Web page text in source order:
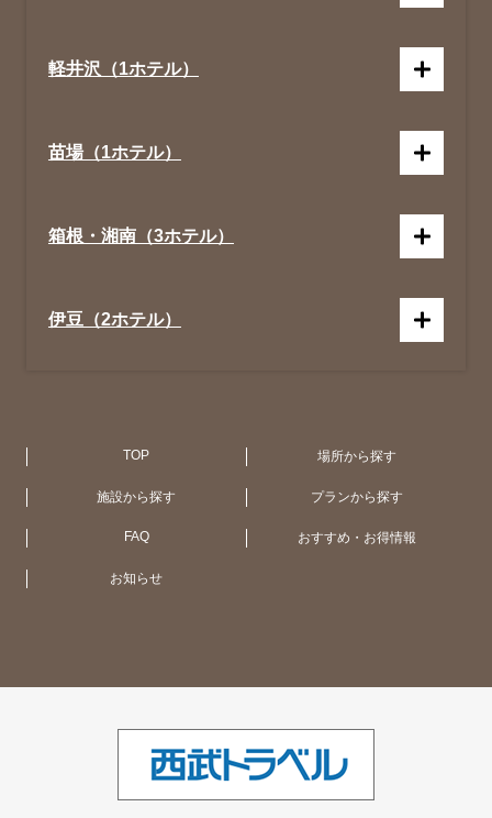
軽井沢（1ホテル）
苗場（1ホテル）
箱根・湘南（3ホテル）
伊豆（2ホテル）
大阪（1ホテル）
函館・大沼（1ホテル）
オーストラリア（11ホテル）
ベトナム（1ホテル）
TOP 場所から探す
施設から探す プランから探す
FAQ おすすめ・お得情報
お知らせ